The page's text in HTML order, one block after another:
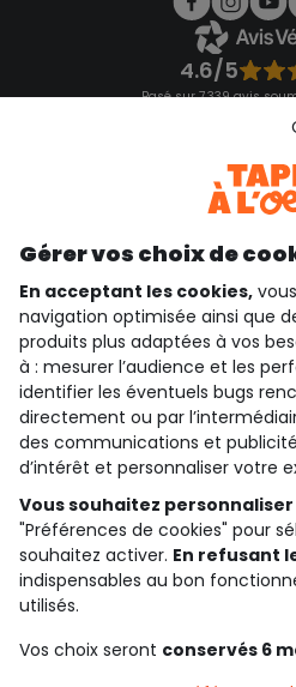
4.6/5
Basé sur 7 339 avis
Consulter
qui sommes-nous ?
besoin d'aide ?
le club fidélité
notre catalogue
Conditions générales de ventes et
Conditions d’utilisation des réseaux
Politique de confidentialité
Cookies et données personnelles
Gérer vos choix de
En acceptant les cookies,
navigation optimisée ainsi que
produits plus adaptées à vos
à : mesurer l’audience et les
identifier les éventuels bugs
directement ou par
des communications et
d’intérêt et personnaliser votre
Vous souhaitez personnaliser
"Préférences de cookies" pour
souhaitez activer. En refusant
indispensables au bon
utilisés.
Vos choix seront conservés 6